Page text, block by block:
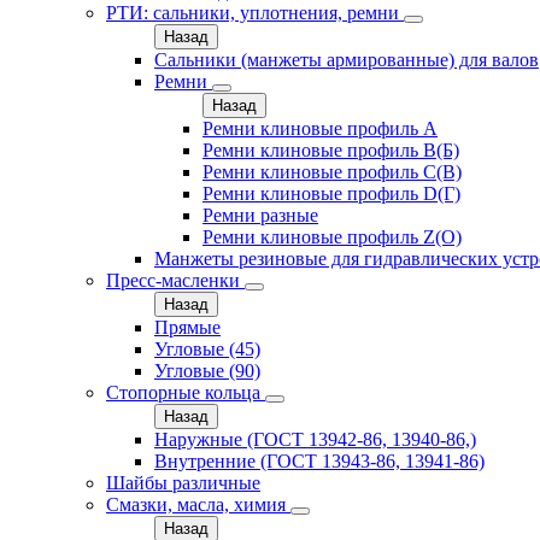
РТИ: сальники, уплотнения, ремни
Назад
Сальники (манжеты армированные) для валов
Ремни
Назад
Ремни клиновые профиль A
Ремни клиновые профиль B(Б)
Ремни клиновые профиль C(В)
Ремни клиновые профиль D(Г)
Ремни разные
Ремни клиновые профиль Z(О)
Манжеты резиновые для гидравлических
Пресс-масленки
Назад
Прямые
Угловые (45)
Угловые (90)
Стопорные кольца
Назад
Наружные (ГОСТ 13942-86, 13940-86,)
Внутренние (ГОСТ 13943-86, 13941-86)
Шайбы различные
Смазки, масла, химия
Назад